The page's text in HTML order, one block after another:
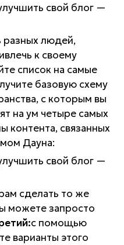
разных людей,
к своему
список на самые
базовую схему
с которым вы
на ум четыре самых
контента, связанных
Дауна:
сделать то же
можете запросто
с помощью
варианты этого